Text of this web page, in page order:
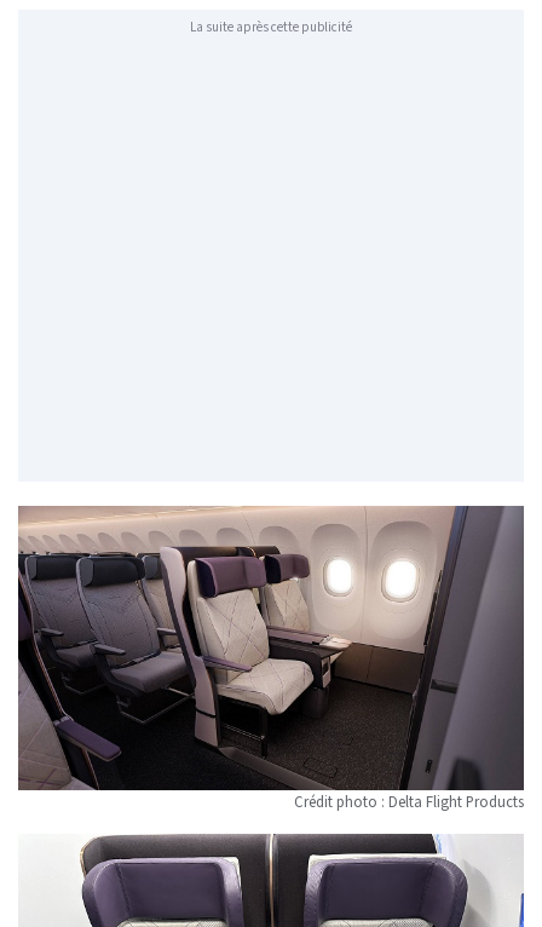
La suite après cette publicité
Crédit photo : Delta Flight Products